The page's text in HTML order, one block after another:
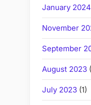
January 2024
November
September
August 2023
July 2023 (1)